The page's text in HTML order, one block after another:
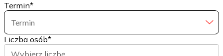
Termin*
Termin
Liczba osób*